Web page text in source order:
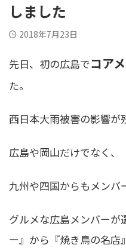
しました
2018年7月23日
先日、初の広島でコア
た。
西日本大雨被害の影響が
広島や岡山だけでなく、
九州や四国からもメンバ
グルメな広島メンバーが
ー』から『焼き鳥の名店